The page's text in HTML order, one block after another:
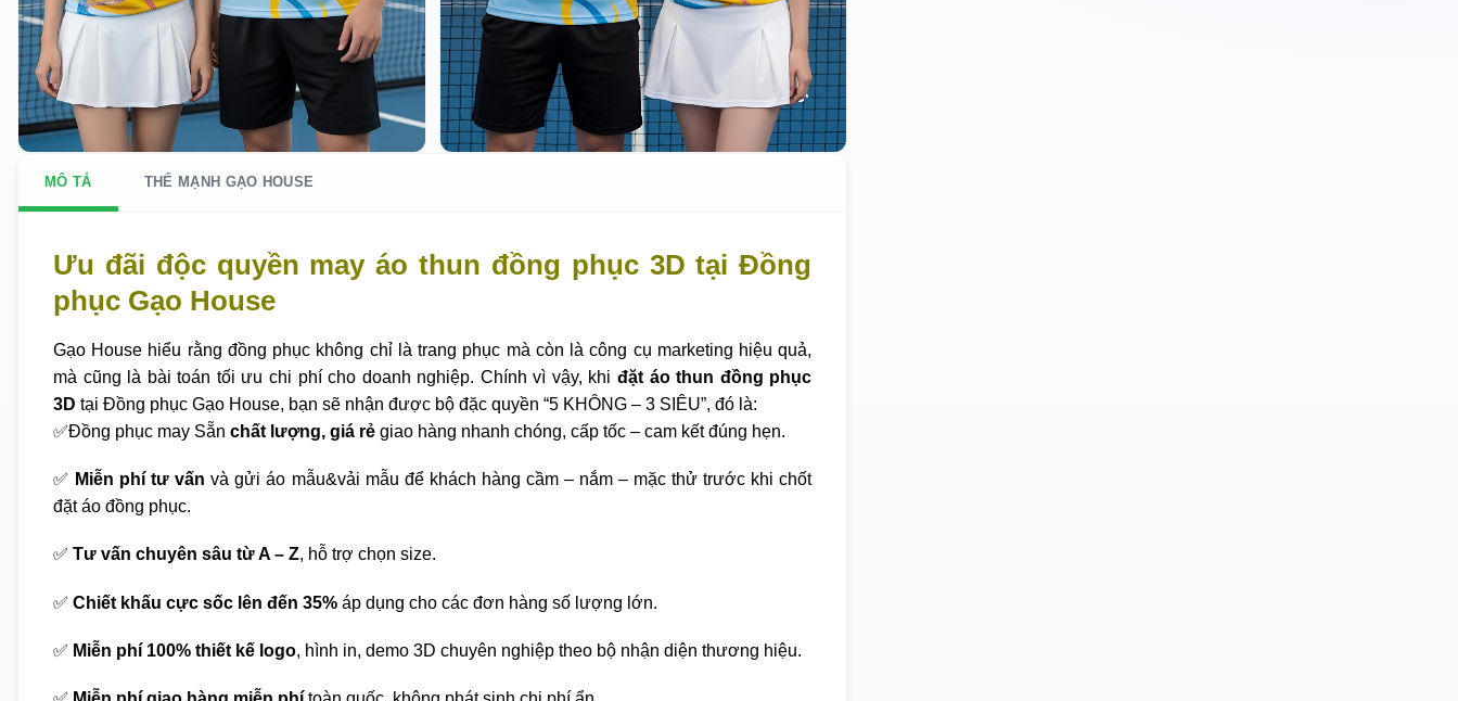
MÔ TẢ THẾ MẠNH GẠO HOUSE
Ưu đãi độc quyền may áo thun đồng phục 3D tại Đồng
phục Gạo House
Gạo House hiểu rằng đồng phục không chỉ là trang phục mà còn là công cụ marketing hiệu quả,
mà cũng là bài toán tối ưu chi phí cho doanh nghiệp. Chính vì vậy, khi đặt áo thun đồng phục
3D tại Đồng phục Gạo House, bạn sẽ nhận được bộ đặc quyền “5 KHÔNG – 3 SIÊU”, đó là:
✅Đồng phục may Sẵn chất lượng, giá rẻ giao hàng nhanh chóng, cấp tốc – cam kết đúng hẹn.
✅ Miễn phí tư vấn và gửi áo mẫu&vải mẫu để khách hàng cầm – nắm – mặc thử trước khi chốt
đặt áo đồng phục.
✅ Tư vấn chuyên sâu từ A – Z, hỗ trợ chọn size.
✅ Chiết khấu cực sốc lên đến 35% áp dụng cho các đơn hàng số lượng lớn.
✅ Miễn phí 100% thiết kế logo, hình in, demo 3D chuyên nghiệp theo bộ nhận diện thương hiệu.